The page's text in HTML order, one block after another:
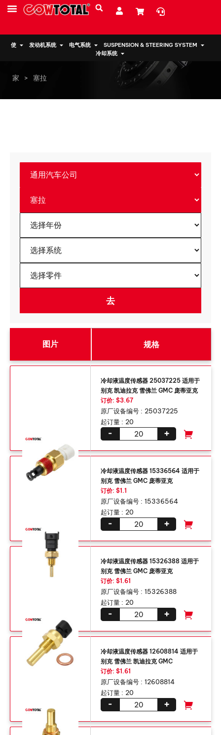
使 发动机系统 电气系统
SUSPENSION & STEERING SYSTEM
冷却系统
家 > 塞拉
图片 规格
冷却液温度传感器 25037225 适用于
别克 凯迪拉克 雪佛兰 GMC 庞蒂亚克
订价: $3.67
原厂设备编号 : 25037225
起订量 : 20
+
-
冷却液温度传感器 15336564 适用于
别克 雪佛兰 GMC 庞蒂亚克
订价: $1.1
原厂设备编号 : 15336564
起订量 : 20
+
-
冷却液温度传感器 15326388 适用于
别克 雪佛兰 GMC 庞蒂亚克
订价: $1.61
原厂设备编号 : 15326388
起订量 : 20
+
-
冷却液温度传感器 12608814 适用于
别克 雪佛兰 凯迪拉克 GMC
订价: $1.61
原厂设备编号 : 12608814
起订量 : 20
+
-